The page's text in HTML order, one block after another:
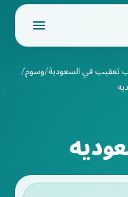
تعقيب في السعودية وسوم